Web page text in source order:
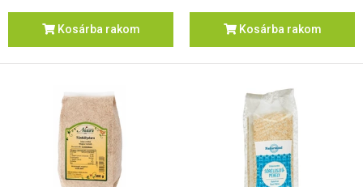
Kosárba rakom Kosárba rakom